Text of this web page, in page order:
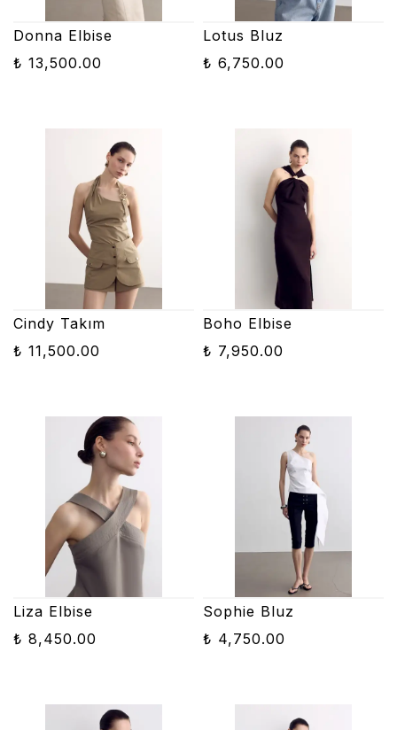
Donna Elbise
₺ 13,500.00
Lotus Bluz
₺ 6,750.00
Cindy Takım
₺ 11,500.00
Boho Elbise
₺ 7,950.00
Liza Elbise
₺ 8,450.00
Sophie Bluz
₺ 4,750.00